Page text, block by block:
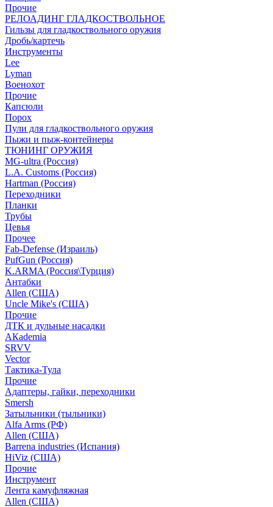
Прочие
РЕЛОАДИНГ ГЛАДКОСТВОЛЬНОЕ
Гильзы для гладкоствольного оружия
Дробь/картечь
Инструменты
Lee
Lyman
Военохот
Прочие
Капсюли
Порох
Пули для гладкоствольного оружия
Пыжи и пыж-контейнеры
ТЮНИНГ ОРУЖИЯ
MG-ultra (Россия)
L.A. Customs (Россия)
Hartman (Россия)
Переходники
Планки
Трубы
Цевья
Прочее
Fab-Defense (Израиль)
PufGun (Россия)
K.ARMA (Россия\Турция)
Антабки
Allen (США)
Uncle Mike's (США)
Прочие
ДТК и дульные насадки
АКademia
SRVV
Vector
Тактика-Тула
Прочие
Адаптеры, гайки, переходники
Smersh
Затыльники (тыльники)
Alfa Arms (РФ)
Allen (США)
Barrena industries (Испания)
HiViz (США)
Прочие
Инструмент
Лента камуфляжная
Allen (США)